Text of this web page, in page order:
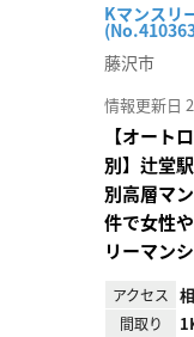
Kマンスリ
藤沢市
情報更新日
【オート
別】辻堂
別高層マ
件で女性
リーマン
アクセス
間取り